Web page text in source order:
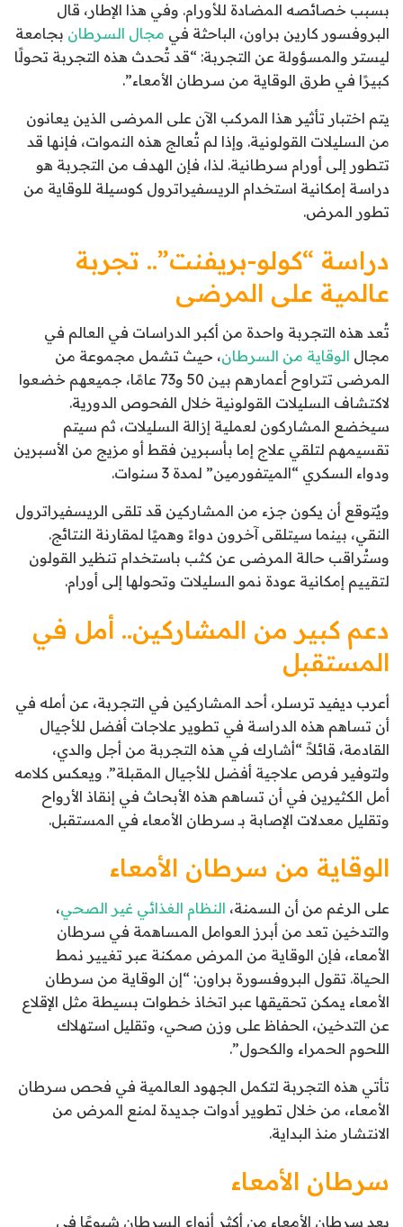
بسبب خصائصه المضادة للأورام. وفي هذا الإطار، قال
البروفسور كارين براون، الباحثة في مجال السرطان بجامعة
ليستر والمسؤولة عن التجربة: “قد تُحدث هذه التجربة تحولًا
كبيرًا في طرق الوقاية من سرطان الأمعاء”.
يتم اختبار تأثير هذا المركب الآن على المرضى الذين يعانون
من السليلات القولونية. وإذا لم تُعالج هذه النموات، فإنها قد
تتطور إلى أورام سرطانية. لذا، فإن الهدف من التجربة هو
دراسة إمكانية استخدام الريسفيراترول كوسيلة للوقاية من
تطور المرض.
دراسة “كولو-بريفنت”.. تجربة
عالمية على المرضى
تُعد هذه التجربة واحدة من أكبر الدراسات في العالم في
مجال الوقاية من السرطان، حيث تشمل مجموعة من
المرضى تتراوح أعمارهم بين 50 و73 عامًا، جميعهم خضعوا
لاكتشاف السليلات القولونية خلال الفحوص الدورية.
سيخضع المشاركون لعملية إزالة السليلات، ثم سيتم
تقسيمهم لتلقي علاج إما بأسبرين فقط أو مزيج من الأسبرين
ودواء السكري “الميتفورمين” لمدة 3 سنوات.
ويُتوقع أن يكون جزء من المشاركين قد تلقى الريسفيراترول
النقي، بينما سيتلقى آخرون دواءً وهميًا لمقارنة النتائج.
وستُراقب حالة المرضى عن كثب باستخدام تنظير القولون
لتقييم إمكانية عودة نمو السليلات وتحولها إلى أورام.
دعم كبير من المشاركين.. أمل في
المستقبل
أعرب ديفيد ترسلر، أحد المشاركين في التجربة، عن أمله في
أن تساهم هذه الدراسة في تطوير علاجات أفضل للأجيال
القادمة، قائلاً: “أشارك في هذه التجربة من أجل والدي،
ولتوفير فرص علاجية أفضل للأجيال المقبلة”. ويعكس كلامه
أمل الكثيرين في أن تساهم هذه الأبحاث في إنقاذ الأرواح
وتقليل معدلات الإصابة بـ سرطان الأمعاء في المستقبل.
الوقاية من سرطان الأمعاء
على الرغم من أن السمنة، النظام الغذائي غير الصحي،
والتدخين تعد من أبرز العوامل المساهمة في سرطان
الأمعاء، فإن الوقاية من المرض ممكنة عبر تغيير نمط
الحياة. تقول البروفسورة براون: “إن الوقاية من سرطان
الأمعاء يمكن تحقيقها عبر اتخاذ خطوات بسيطة مثل الإقلاع
عن التدخين، الحفاظ على وزن صحي، وتقليل استهلاك
اللحوم الحمراء والكحول”.
تأتي هذه التجربة لتكمل الجهود العالمية في فحص سرطان
الأمعاء، من خلال تطوير أدوات جديدة لمنع المرض من
الانتشار منذ البداية.
سرطان الأمعاء
يعد سرطان الأمعاء من أكثر أنواع السرطان شيوعًا في